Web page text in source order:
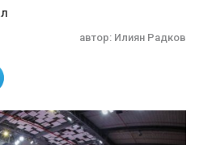
автор: Илиян Радков